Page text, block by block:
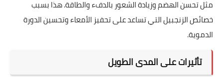
مثل تحسن الهضم وزيادة الشعور بالدفء والطاقة. هذا بسبب
خصائص الزنجبيل التي تساعد على تحفيز الأمعاء وتحسين الدورة
الدموية.
تأثيرات على المدى الطويل